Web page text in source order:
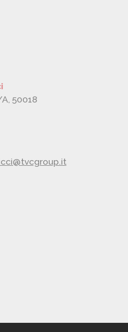
50018